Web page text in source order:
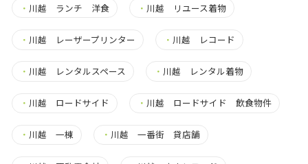
・ 川越 ランチ 洋食 ・ 川越 リユース着物
・ 川越 レーザープリンター ・ 川越 レコード
・ 川越 レンタルスペース ・ 川越 レンタル着物
・ 川越 ロードサイド ・ 川越 ロードサイド 飲食物件
・ 川越 一棟 ・ 川越 一番街 貸店舗